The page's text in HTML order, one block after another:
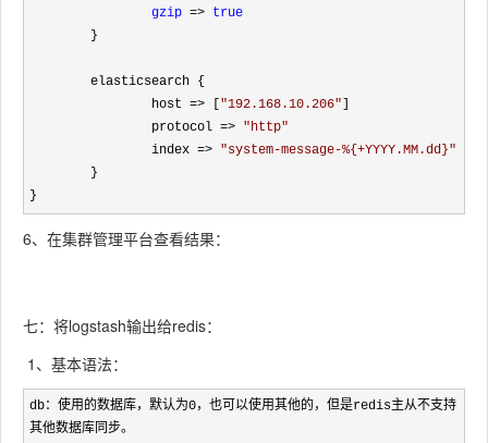
gzip => true
                host
=> [ "192.168.10.206"
                protocol
=> "http"
                index
=> "system-message-%{+YYYY.MM.dd}"
}
6、在集群管理平台查看结果：
七：将logstash输出给redis：
1、基本语法：
db：使用的数据库，默认为0，也可以使用其他的，但是redis主从不支持
其他数据库同步。